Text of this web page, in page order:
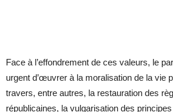
Face à l’effondrement de ces valeurs, le
urgent d’œuvrer à la moralisation de la vie
travers, entre autres, la restauration des
républicaines, la vulgarisation des